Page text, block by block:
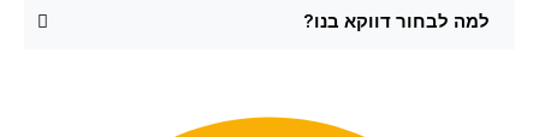
למה לבחור דווקא בנו?